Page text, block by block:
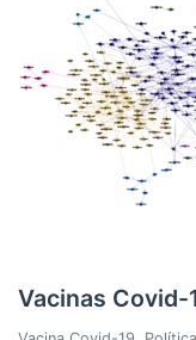
Vacinas Covid-